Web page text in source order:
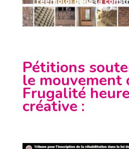
Pétitions
le mouvement
Frugalité
créative :